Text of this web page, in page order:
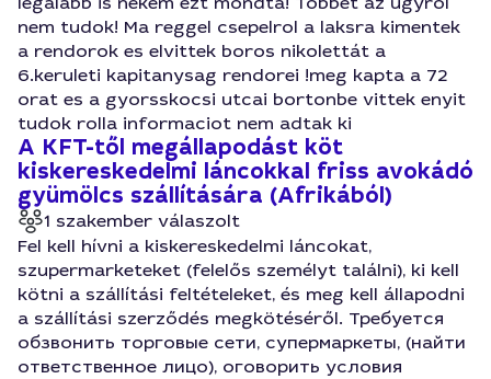
nem tudok! Ma reggel csepelrol a laksra kimentek
a rendorok es elvittek boros nikolettát a
6.keruleti kapitanysag rendorei !meg kapta a 72
orat es a gyorsskocsi utcai bortonbe vittek enyit
tudok rolla informaciot nem adtak ki
A KFT-től megállapodást köt
kiskereskedelmi láncokkal friss avokádó
gyümölcs szállítására (Afrikából)
1 szakember válaszolt
Fel kell hívni a kiskereskedelmi láncokat,
szupermarketeket (felelős személyt találni), ki kell
kötni a szállítási feltételeket, és meg kell állapodni
a szállítási szerződés megkötéséről. Требуется
обзвонить торговые сети, супермаркеты, (найти
ответственное лицо), оговорить условия